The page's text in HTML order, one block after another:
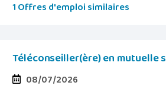
1 Offres d'emploi similaires
Téléconseiller(ère) en mutuelle
08/07/2026